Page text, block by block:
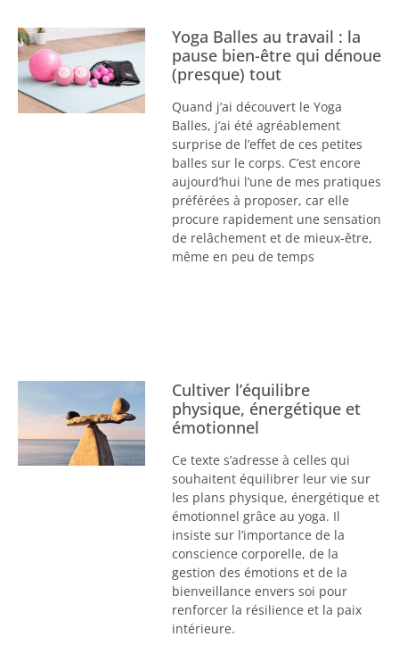
Yoga Balles au travail : la
pause bien-être qui dénoue
(presque) tout
Quand j’ai découvert le Yoga
Balles, j’ai été agréablement
surprise de l’effet de ces petites
balles sur le corps. C’est encore
aujourd’hui l’une de mes pratiques
préférées à proposer, car elle
procure rapidement une sensation
de relâchement et de mieux-être,
même en peu de temps
Cultiver l’équilibre
physique, énergétique et
émotionnel
Ce texte s’adresse à celles qui
souhaitent équilibrer leur vie sur
les plans physique, énergétique et
émotionnel grâce au yoga. Il
insiste sur l’importance de la
conscience corporelle, de la
gestion des émotions et de la
bienveillance envers soi pour
renforcer la résilience et la paix
intérieure.